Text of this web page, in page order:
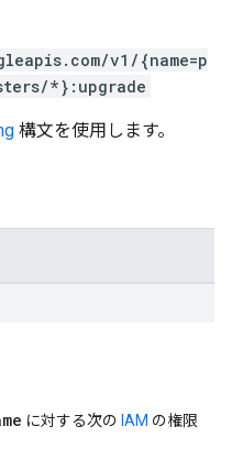
v1/{name=p
*}:upgrade
構文を使用します。
に対する次の IAM の権限